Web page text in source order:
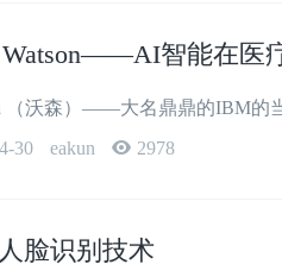
智能在医
（沃森）——大名鼎鼎的IBM的
30
eakun 2978
脸识别技术